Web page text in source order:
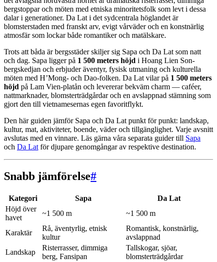
bergstoppar och möten med etniska minoritetsfolk som levt i dessa
dalar i generationer. Da Lat i det sydcentrala höglandet är
blomsterstaden med franskt arv, evigt vårväder och en konstnärlig
atmosfär som lockar både romantiker och matälskare.
Trots att båda är bergsstäder skiljer sig Sapa och Da Lat som natt
och dag. Sapa ligger på 1 500 meters höjd i Hoang Lien Son-
bergskedjan och erbjuder äventyr, fysisk utmaning och kulturella
möten med H’Mong- och Dao-folken. Da Lat vilar på 1 500 meters
höjd på Lam Vien-platån och levererar bekväm charm — caféer,
nattmarknader, blomsterträdgårdar och en avslappnad stämning som
gjort den till vietnamesernas egen favoritflykt.
Den här guiden jämför Sapa och Da Lat punkt för punkt: landskap,
kultur, mat, aktiviteter, boende, väder och tillgänglighet. Varje avsnitt
avslutas med en vinnare. Läs gärna våra separata guider till Sapa
och Da Lat för djupare genomgångar av respektive destination.
Snabb jämförelse#
Kategori Sapa
Da Lat
Höjd över
havet
~1 500 m ~1 500 m
Karaktär
Rå, äventyrlig, etnisk
kultur
Romantisk, konstnärlig,
avslappnad
Landskap
Risterrasser, dimmiga
berg, Fansipan
Tallskogar, sjöar,
blomsterträdgårdar